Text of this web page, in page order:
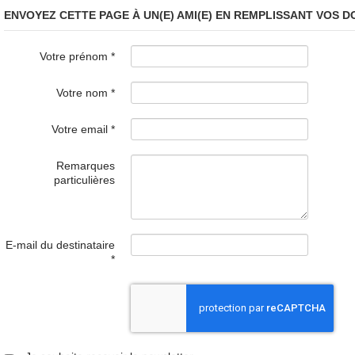
ENVOYEZ CETTE PAGE À UN(E) AMI(E) EN REMPLISSANT VOS
Votre prénom *
Votre nom *
Votre email *
Remarques
particulières
E-mail du destinataire
*